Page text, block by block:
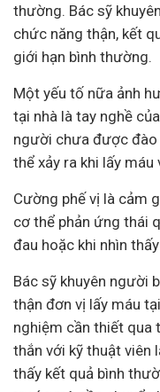
thường. Bác sỹ
chức năng thận, kết
giới hạn bình thường.
Một yếu tố nữa ảnh
tại nhà là tay nghề
người chưa được
thể xảy ra khi lấy
Cường phế vị là cảm
cơ thể phản ứng thái
đau hoặc khi nhìn
Bác sỹ khuyên người
thận đơn vị lấy máu
nghiệm cần thiết qua
thắn với kỹ thuật viên
thấy kết quả bình